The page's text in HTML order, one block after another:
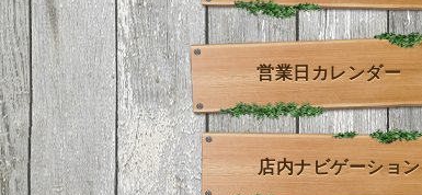
営業日カレンダー
店内ナビゲーション